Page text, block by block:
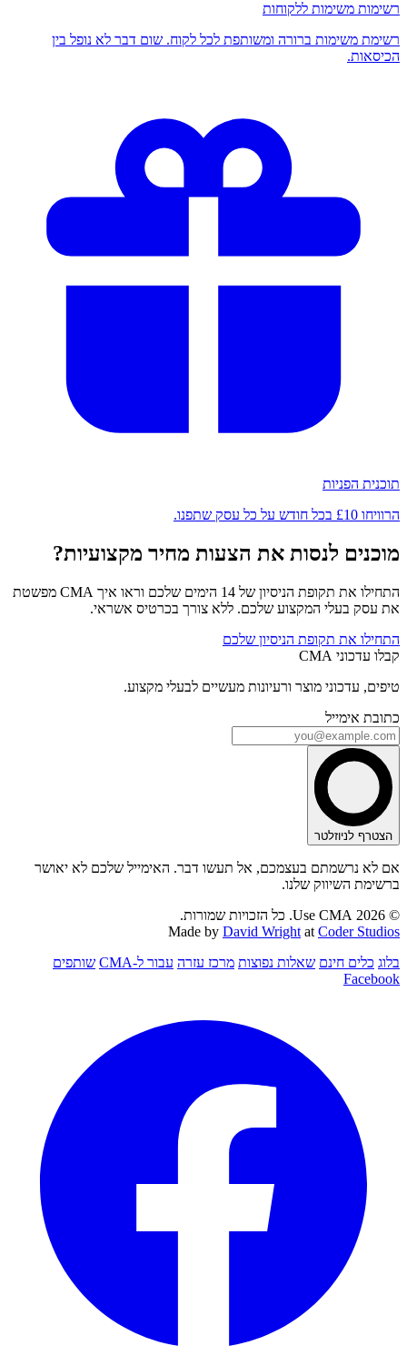
רשימות משימות ללקוחות
רשימת משימות ברורה ומשותפת לכל לקוח. שום דבר לא נופל בין
הכיסאות.
תוכנית הפניות
הרוויחו £10 בכל חודש על כל עסק שתפנו.
מוכנים לנסות את הצעות מחיר מקצועיות?
התחילו את תקופת הניסיון של 14 הימים שלכם וראו איך CMA מפשטת
את עסק בעלי המקצוע שלכם. ללא צורך בכרטיס אשראי.
התחילו את תקופת הניסיון שלכם
קבלו עדכוני CMA
טיפים, עדכוני מוצר ורעיונות מעשיים לבעלי מקצוע.
כתובת אימייל
הצטרף לניוזלטר
אם לא נרשמתם בעצמכם, אל תעשו דבר. האימייל שלכם לא יאושר
ברשימת השיווק שלנו.
© 2026 Use CMA. כל הזכויות שמורות.
Made by David Wright at Coder Studios
בלוג כלים חינם שאלות נפוצות מרכז עזרה עבור ל-CMA
שותפים
Facebook